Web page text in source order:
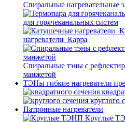
Спиральные нагревательные
для горячеканальных систем
нагреватели_Карра
Спиральные тэны с
манжетой
ТЭНы гибкие нагреватели
круглого
Патронные нагреватели
Круглые